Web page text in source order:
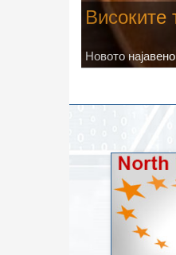
Водата
Водата во